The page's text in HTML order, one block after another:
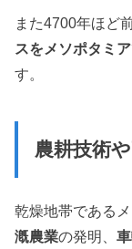
また4700年ほど
スをメソポタミ
す。
農耕技術
乾燥地帯である
漑農業の発明、